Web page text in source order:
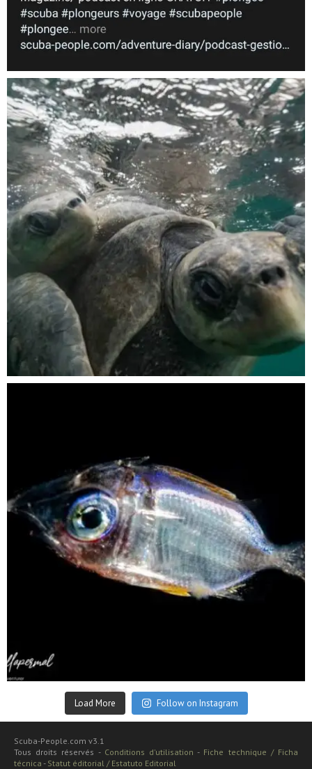
Nov 5
scuba_people_magazine
Sep 24
Load More Follow on Instagram
Scuba-People.com v3.1
Tous droits réservés - Conditions d'utilisation - Fiche technique / Ficha
técnica - Statut éditorial / Estatuto Editorial